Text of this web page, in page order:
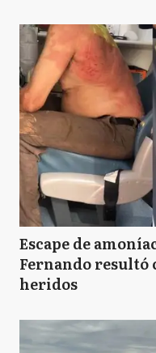
Escape de
Fernando resultó
heridos